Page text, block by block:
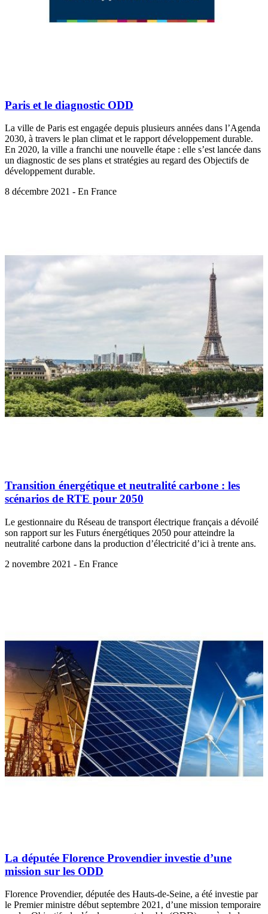
Paris et le diagnostic ODD
La ville de Paris est engagée depuis plusieurs années dans l’Agenda
2030, à travers le plan climat et le rapport développement durable.
En 2020, la ville a franchi une nouvelle étape : elle s’est lancée dans
un diagnostic de ses plans et stratégies au regard des Objectifs de
développement durable.
8 décembre 2021 - En France
Transition énergétique et neutralité carbone : les
scénarios de RTE pour 2050
Le gestionnaire du Réseau de transport électrique français a dévoilé
son rapport sur les Futurs énergétiques 2050 pour atteindre la
neutralité carbone dans la production d’électricité d’ici à trente ans.
2 novembre 2021 - En France
La députée Florence Provendier investie d’une
mission sur les ODD
Florence Provendier, députée des Hauts-de-Seine, a été investie par
le Premier ministre début septembre 2021, d’une mission temporaire